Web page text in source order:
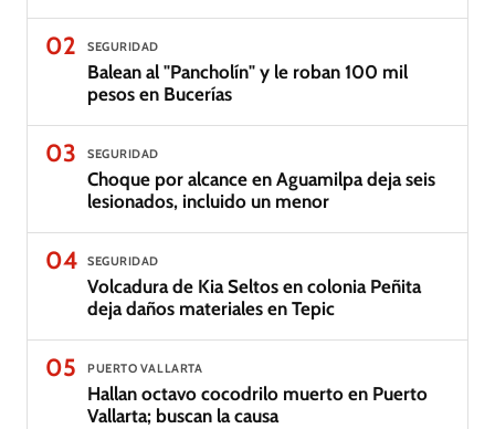
02 SEGURIDAD
Balean al "Pancholín" y le roban 100 mil
pesos en Bucerías
03 SEGURIDAD
Choque por alcance en Aguamilpa deja seis
lesionados, incluido un menor
04 SEGURIDAD
Volcadura de Kia Seltos en colonia Peñita
deja daños materiales en Tepic
05 PUERTO VALLARTA
Hallan octavo cocodrilo muerto en Puerto
Vallarta; buscan la causa